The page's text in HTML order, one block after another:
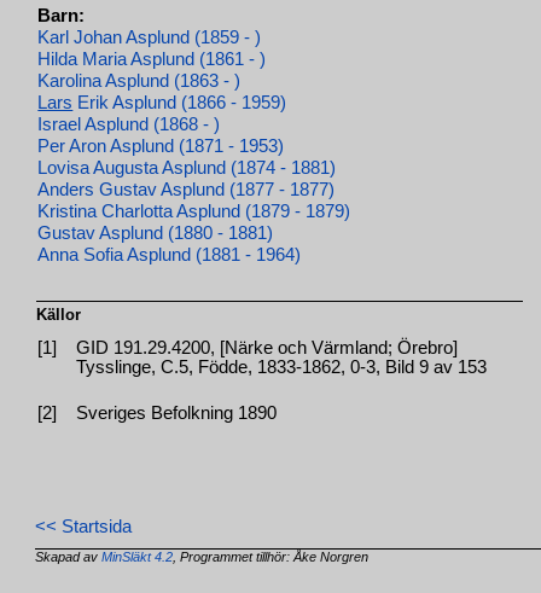
Barn:
Karl Johan Asplund (1859 - )
Hilda Maria Asplund (1861 - )
Karolina Asplund (1863 - )
Lars Erik Asplund (1866 - 1959)
Israel Asplund (1868 - )
Per Aron Asplund (1871 - 1953)
Lovisa Augusta Asplund (1874 - 1881)
Anders Gustav Asplund (1877 - 1877)
Kristina Charlotta Asplund (1879 - 1879)
Gustav Asplund (1880 - 1881)
Anna Sofia Asplund (1881 - 1964)
Källor
[1]
GID 191.29.4200, [Närke och Värmland; Örebro]
Tysslinge, C.5, Födde, 1833-1862, 0-3, Bild 9 av 153
[2] Sveriges Befolkning 1890
<< Startsida
Skapad avMinSläkt 4.2 , Programmet tillhör: Åke Norgren